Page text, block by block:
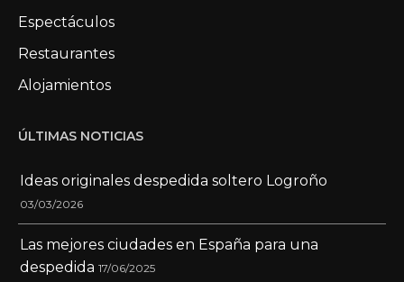
Espectáculos
Restaurantes
Alojamientos
ÚLTIMAS NOTICIAS
Ideas originales despedida soltero Logroño
03/03/2026
Las mejores ciudades en España para una
despedida 17/06/2025